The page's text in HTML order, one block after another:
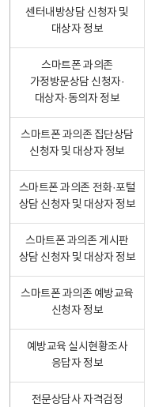
센터내방상담 신청자 및
대상자 정보
스마트폰 과의존
가정방문상담 신청자·
대상자·동의자 정보
스마트폰 과의존 집단상담
신청자 및 대상자 정보
스마트폰 과의존 전화·포털
상담 신청자 및 대상자 정보
스마트폰 과의존 게시판
상담 신청자 및 대상자 정보
스마트폰 과의존 예방교육
신청자 정보
예방교육 실시현황조사
응답자 정보
전문상담사 자격검정